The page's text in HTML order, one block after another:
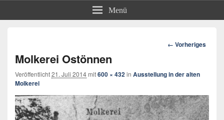
Menü
Bilder-
← Vorheriges
Molkerei Ostönnen
Veröffentlicht21. Juli 2014mit600 × 432in Ausstellung in der alten
Molkerei